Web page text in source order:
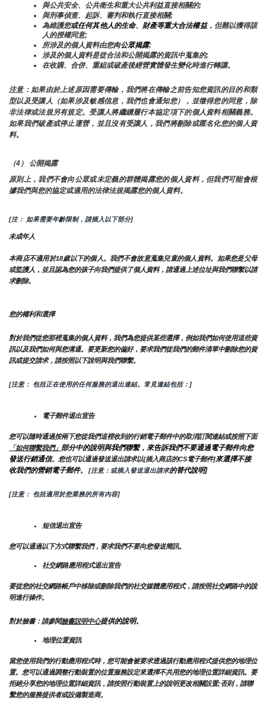
與公共安全、公共衛生和重大公共利益直接相關的;
與刑事偵查、起訴、審判和執行直接相關;
為維護您或任何其他人的生命、財產等重大合法權益，但難以獲得該
人的授權同意;
所涉及的個人資料由您向公眾揭露;
涉及的個人資料是從合法和公開揭露的資訊中蒐集的;
在收購、合併、重組或破產後經營實體發生變化時進行轉讓。
注意：如果由於上述原因需要傳輸，我們將在傳輸之前告知您資訊的目的和類
型以及受讓人（如果涉及敏感信息，我們也會通知您），並徵得您的同意，除
非法律或法規另有規定。受讓人將繼續履行本協定項下的個人資料相關義務。
如果我們破產或停止運營，並且沒有受讓人，我們將刪除或匿名化您的個人資
料。
（4） 公開揭露
原則上，我們不會向公眾或未定義的群體揭露您的個人資料，但我們可能會根
據我們與您的協定或適用的法律法規揭露您的個人資料。
[注： 如果需要年齡限制，請插入以下部分]
未成年人
本商店不適用於18歲以下的個人。我們不會故意蒐集兒童的個人資料。如果您是父母
或監護人，並且認為您的孩子向我們提供了個人資料，請通過上述位址與我們聯繫以請
求刪除。
您的權利和選擇
對於我們從您那裡蒐集的個人資料，我們為您提供某些選擇，例如我們如何使用這些資
訊以及我們如何與您溝通。要更新您的偏好，要求我們從我們的郵件清單中刪除您的資
訊或提交請求，請按照以下說明與我們聯繫。
[注意： 包括正在使用的任何服務的退出連結。常見連結包括：]
電子郵件退出宣告
您可以隨時通過按兩下您從我們這裡收到的行銷電子郵件中的取消訂閱連結或按照下面
「如何聯繫我們」 部分中的說明與我們聯繫，來告訴我們不要通過電子郵件向您
發送行銷通信。您也可以通過發送退出請求以{插入商店的CS電子郵件]來選擇不接
收我們的營銷電子郵件。 [注意：或插入發送退出請求的替代說明]
[注意： 包括適用於您業務的所有內容]
短信退出宣告
您可以通過以下方式聯繫我們，要求我們不要向您發送簡訊。
社交網路應用程式退出宣告
要從您的社交網路帳戶中移除或刪除我們的社交媒體應用程式，請按照社交網路中的說
明進行操作。
對於臉書：請參閱臉書説明中心提供的說明。
地理位置資訊
當您使用我們的行動應用程式時，您可能會被要求透過該行動應用程式提供您的地理位
置。您可以通過調整行動裝置的位置服務設定來選擇不共用您的地理位置詳細資訊。要
拒絕分享您的地理位置詳細資訊，請按照行動裝置上的說明更改相關設置;否則，請聯
繫您的服務提供者或設備製造商。